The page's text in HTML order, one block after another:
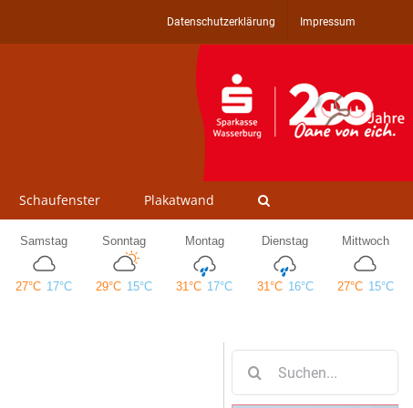
Datenschutzerklärung Impressum
Schaufenster Plakatwand
nach: